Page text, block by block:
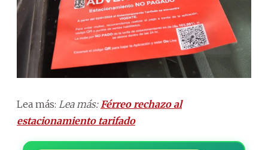
Lea más: Lea más:Férreo rechazo al
estacionamiento tarifado